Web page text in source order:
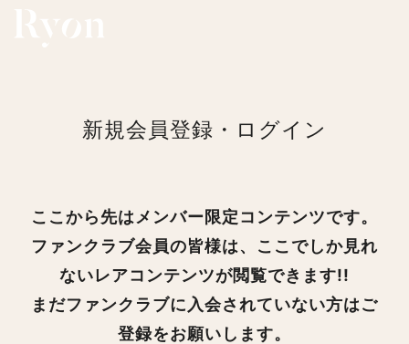
新規会員登録・ログイン
ここから先はメンバー限定コンテンツです。
ファンクラブ会員の皆様は、ここでしか見れ
ないレアコンテンツが閲覧できます!!
まだファンクラブに入会されていない方はご
登録をお願いします。